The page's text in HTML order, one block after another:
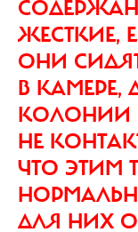
ЖЕСТКИЕ,
ОНИ
В КАМЕРЕ,
КОЛОНИИ
НЕ
ЧТО ЭТИМ
ДЛЯ НИХ